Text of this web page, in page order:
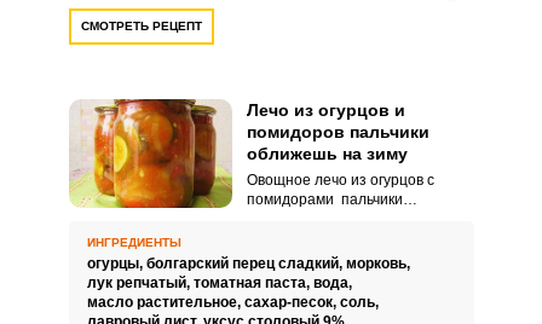
СМОТРЕТЬ РЕЦЕПТ
Лечо из огурцов и
помидоров пальчики
оближешь на зиму
Овощное лечо из огурцов с
помидорами пальчики
получается очень вкусным,
ароматным и сочным. Его можно
подавать как гарнир или
самостоятельное блюдо на
ИНГРЕДИЕНТЫ
огурцы, болгарский перец сладкий, морковь,
лук репчатый, томатная паста, вода,
масло растительное, сахар-песок, соль,